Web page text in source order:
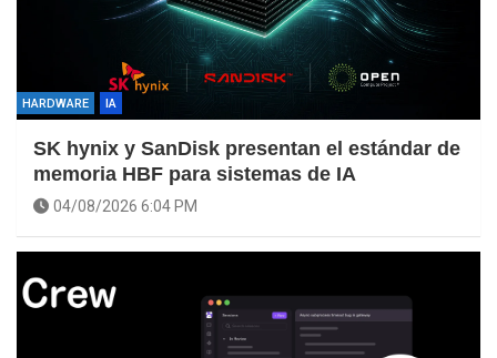
HARDWARE IA
SK hynix y SanDisk presentan el estándar de
memoria HBF para sistemas de IA
04/08/2026 6:04 PM